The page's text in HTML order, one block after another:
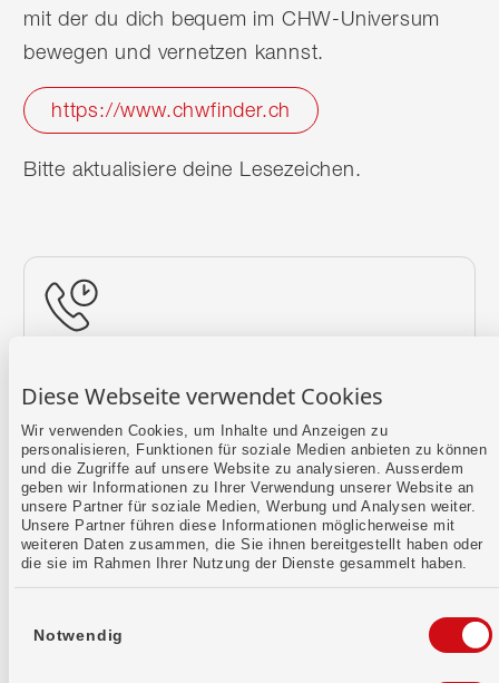
Diese Webseite verwendet Cookies
Wir verwenden Cookies, um Inhalte und Anzeigen zu
personalisieren, Funktionen für soziale Medien anbieten zu können
und die Zugriffe auf unsere Website zu analysieren. Ausserdem
geben wir Informationen zu Ihrer Verwendung unserer Website an
unsere Partner für soziale Medien, Werbung und Analysen weiter.
Unsere Partner führen diese Informationen möglicherweise mit
weiteren Daten zusammen, die Sie ihnen bereitgestellt haben oder
die sie im Rahmen Ihrer Nutzung der Dienste gesammelt haben.
Notwendig
mit der du dich bequem im CHW-Universum
bewegen und vernetzen kannst.
https://www.chwfinder.ch
Bitte aktualisiere deine Lesezeichen.
Mehr erfahren
Kontaktformular